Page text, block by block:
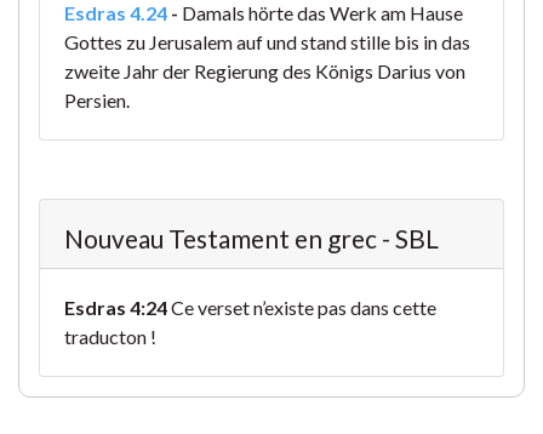
Esdras 4.24 - Damals hörte das Werk am Hause
Gottes zu Jerusalem auf und stand stille bis in das
zweite Jahr der Regierung des Königs Darius von
Persien.
Nouveau Testament en grec - SBL
Esdras 4:24Ce verset n’existe pas dans cette
traducton !